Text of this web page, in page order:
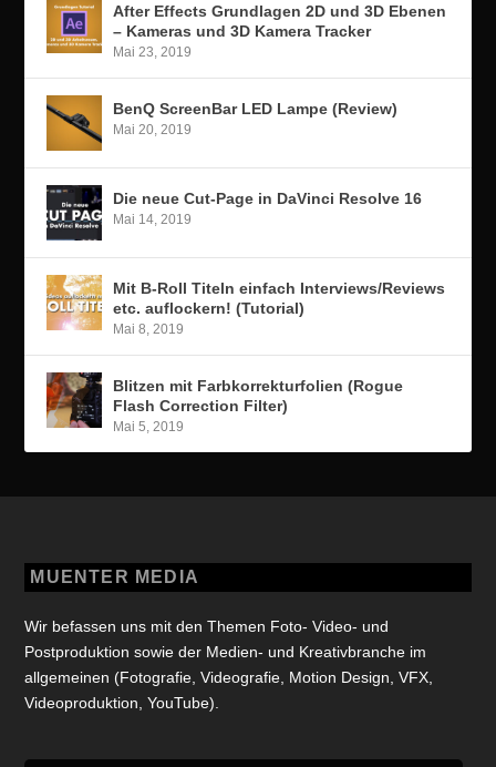
After Effects Grundlagen 2D und 3D Ebenen
– Kameras und 3D Kamera Tracker
Mai 23, 2019
BenQ ScreenBar LED Lampe (Review)
Mai 20, 2019
Die neue Cut-Page in DaVinci Resolve 16
Mai 14, 2019
Mit B-Roll Titeln einfach Interviews/Reviews
etc. auflockern! (Tutorial)
Mai 8, 2019
Blitzen mit Farbkorrekturfolien (Rogue
Flash Correction Filter)
Mai 5, 2019
MUENTER MEDIA
Wir befassen uns mit den Themen Foto- Video- und
Postproduktion sowie der Medien- und Kreativbranche im
allgemeinen (Fotografie, Videografie, Motion Design, VFX,
Videoproduktion, YouTube).